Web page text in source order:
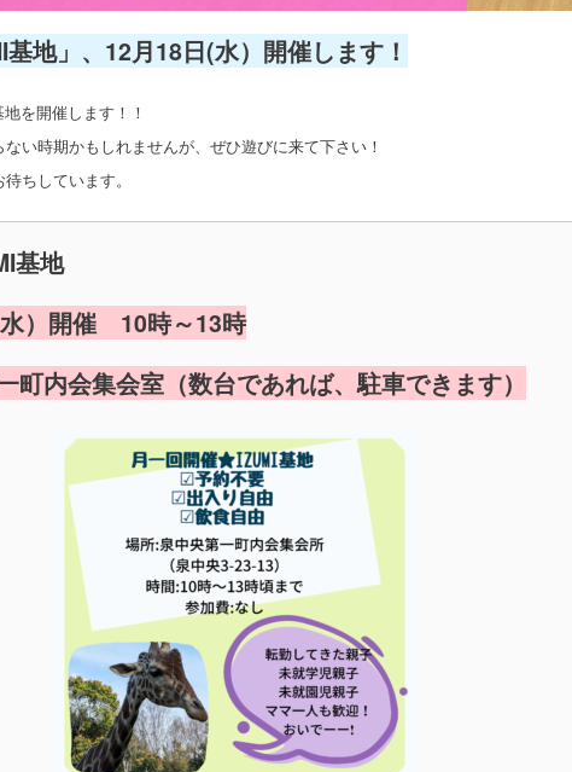
基地」、12月18日(水）開催します！
を開催します！！
い時期かもしれませんが、ぜひ遊びに来て下さい！
ちしています。
基地
）開催 10時～13時
町内会集会室（数台であれば、駐車できます）